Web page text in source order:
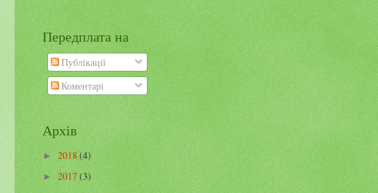
Передплата на
Публікації
Коментарі
Архів
►2018(4)
►2017(3)